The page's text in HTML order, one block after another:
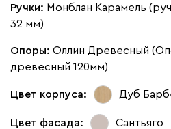
Ручки: Монблан Карамель
32 мм)
Опоры: Оллин Древесный
древесный 120мм)
Цвет корпуса: Дуб
Цвет фасада: Сантьяго